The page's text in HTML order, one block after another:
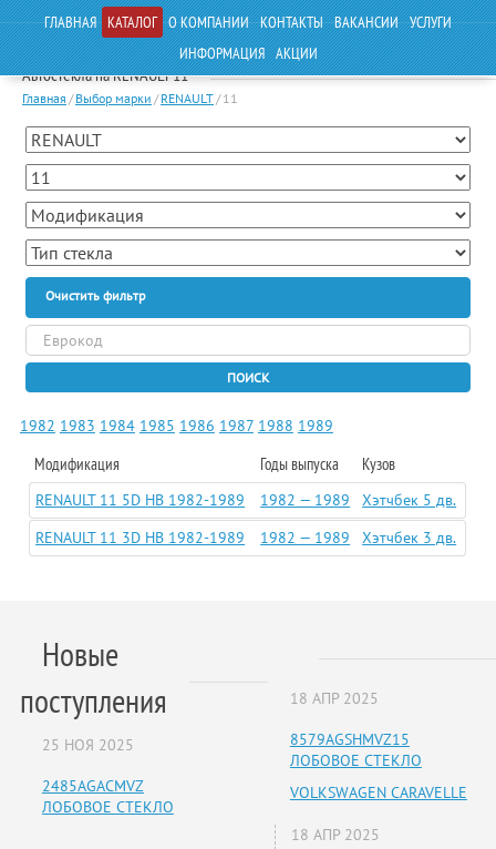
ГЛАВНАЯ КАТАЛОГ О КОМПАНИИ КОНТАКТЫ ВАКАНСИИ УСЛУГИ
ИНФОРМАЦИЯ АКЦИИ
Автостекла на RENAULT 11
Главная / Выбор марки / RENAULT/ 11
Очистить фильтр
ПОИСК
1982 1983 1984 1985 1986 1987 1988 1989
Модификация Годы выпуска Кузов
RENAULT 11 5D HB 1982-1989 1982 — 1989
Хэтчбек 5 дв.
RENAULT 11 3D HB 1982-1989
1982 — 1989 Хэтчбек 3 дв.
Новые
поступления
25 НОЯ 2025
2485AGACMVZ
ЛОБОВОЕ СТЕКЛО
18 АПР 2025
8579AGSHMVZ15
ЛОБОВОЕ СТЕКЛО
VOLKSWAGEN CARAVELLE
18 АПР 2025